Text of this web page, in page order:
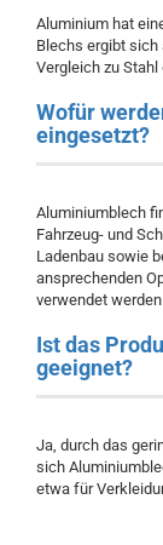
Aluminium hat
Blechs ergibt
Vergleich zu
Wofür
eingesetzt?
Aluminiumblech
Fahrzeug- und
Ladenbau sowie
ansprechenden
verwendet
Ist das
geeignet?
Ja, durch das
sich
etwa für